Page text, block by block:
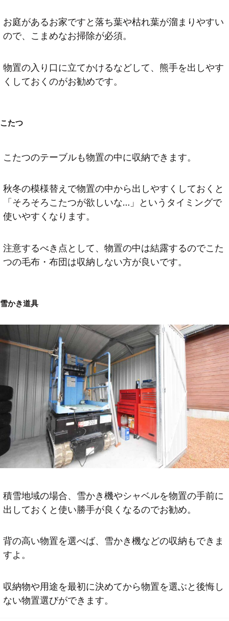
お庭があるお家ですと落ち葉や枯れ葉が溜まりやすい
ので、こまめなお掃除が必須。
物置の入り口に立てかけるなどして、熊手を出しやす
くしておくのがお勧めです。
こたつ
こたつのテーブルも物置の中に収納できます。
秋冬の模様替えで物置の中から出しやすくしておくと
「そろそろこたつが欲しいな…」というタイミングで
使いやすくなります。
注意するべき点として、物置の中は結露するのでこた
つの毛布・布団は収納しない方が良いです。
雪かき道具
積雪地域の場合、雪かき機やシャベルを物置の手前に
出しておくと使い勝手が良くなるのでお勧め。
背の高い物置を選べば、雪かき機などの収納もできま
すよ。
収納物や用途を最初に決めてから物置を選ぶと後悔し
ない物置選びができます。